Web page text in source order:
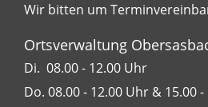
Wir bitten um
Ortsverwaltung
Di. 08.00 - 12.00 Uhr
Do. 08.00 - 12.00 Uhr & 15.00